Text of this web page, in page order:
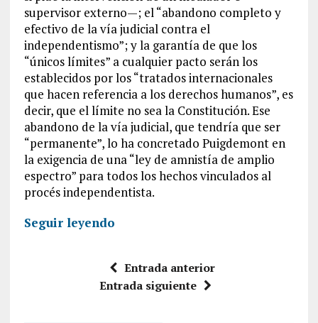
supervisor externo—; el “abandono completo y
efectivo de la vía judicial contra el
independentismo”; y la garantía de que los
“únicos límites” a cualquier pacto serán los
establecidos por los “tratados internacionales
que hacen referencia a los derechos humanos”, es
decir, que el límite no sea la Constitución. Ese
abandono de la vía judicial, que tendría que ser
“permanente”, lo ha concretado Puigdemont en
la exigencia de una “ley de amnistía de amplio
espectro” para todos los hechos vinculados al
procés independentista.
Seguir leyendo
Entrada anterior
Entrada siguiente